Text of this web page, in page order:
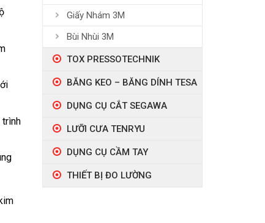
trình
Giấy Nhám 3M
Bùi Nhùi 3M
TOX PRESSOTECHNIK
BĂNG KEO – BĂNG DÍNH TESA
DỤNG CỤ CẮT SEGAWA
LƯỠI CƯA TENRYU
DỤNG CỤ CẦM TAY
THIẾT BỊ ĐO LƯỜNG